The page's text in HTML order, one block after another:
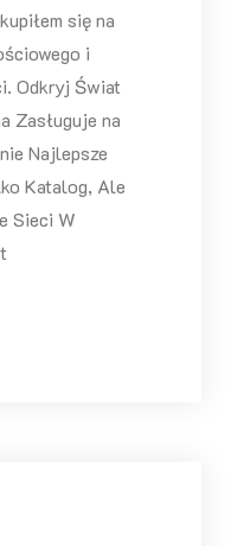
się na
i
Odkryj Świat
Zasługuje na
Najlepsze
Katalog, Ale
Sieci W